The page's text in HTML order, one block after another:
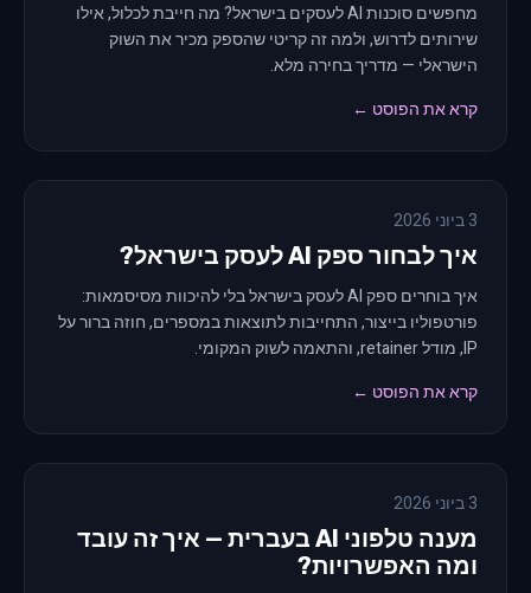
מחפשים סוכנות AI לעסקים בישראל? מה חייבת לכלול, אילו
שירותים לדרוש, ולמה זה קריטי שהספק מכיר את השוק
הישראלי — מדריך בחירה מלא.
קרא את הפוסט ←
3 ביוני 2026
איך לבחור ספק AI לעסק בישראל?
איך בוחרים ספק AI לעסק בישראל בלי להיכוות מסיסמאות:
פורטפוליו בייצור, התחייבות לתוצאות במספרים, חוזה ברור על
IP, מודל retainer, והתאמה לשוק המקומי.
קרא את הפוסט ←
3 ביוני 2026
מענה טלפוני AI בעברית — איך זה עובד
ומה האפשרויות?